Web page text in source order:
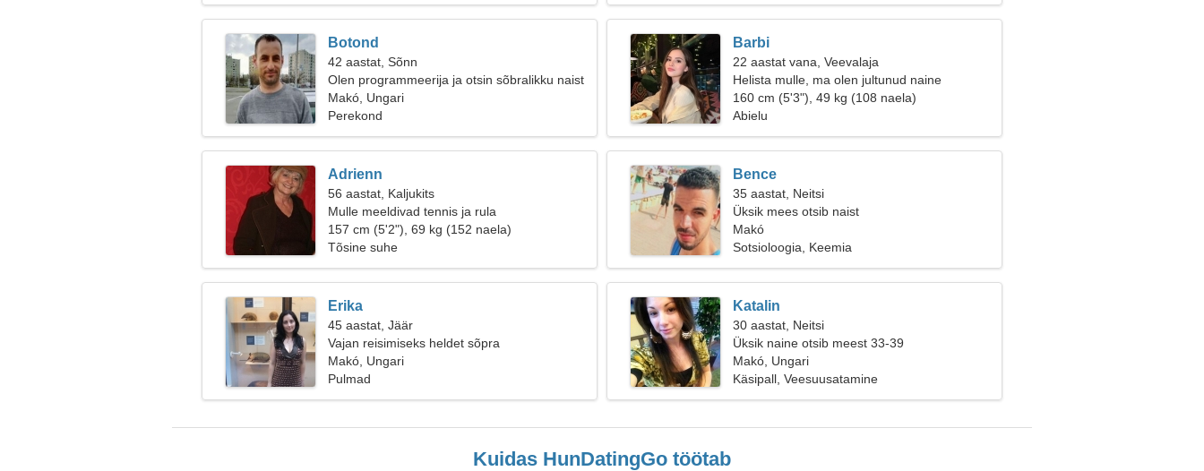
Botond
42 aastat, Sõnn
Olen programmeerija ja otsin sõbralikku naist
Makó, Ungari
Perekond
Barbi
22 aastat vana, Veevalaja
Helista mulle, ma olen jultunud naine
160 cm (5'3"), 49 kg (108 naela)
Abielu
Adrienn
56 aastat, Kaljukits
Mulle meeldivad tennis ja rula
157 cm (5'2"), 69 kg (152 naela)
Tõsine suhe
Bence
35 aastat, Neitsi
Üksik mees otsib naist
Makó
Sotsioloogia, Keemia
Erika
45 aastat, Jäär
Vajan reisimiseks heldet sõpra
Makó, Ungari
Pulmad
Katalin
30 aastat, Neitsi
Üksik naine otsib meest 33-39
Makó, Ungari
Käsipall, Veesuusatamine
Kuidas HunDatingGo töötab